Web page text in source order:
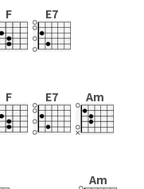
F E7
F E7 Am
Am